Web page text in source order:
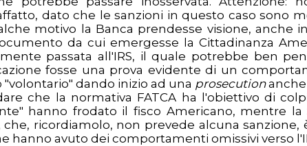
dato che le sanzioni in questo caso sono
motivo la Banca prendesse visione, anche
da cui emergesse la Cittadinanza
passata all'IRS, il quale potrebbe ben
fosse una prova evidente di un
dando inizio ad una prosecutionanche
che la normativa FATCA ha l'obiettivo di
hanno frodato il fisco Americano, mentre la
che, ricordiamolo, non prevede alcuna
hanno avuto dei comportamenti omissivi verso